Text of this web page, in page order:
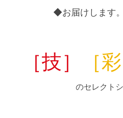
◆お届けします
［技］ ［彩
のセレクト